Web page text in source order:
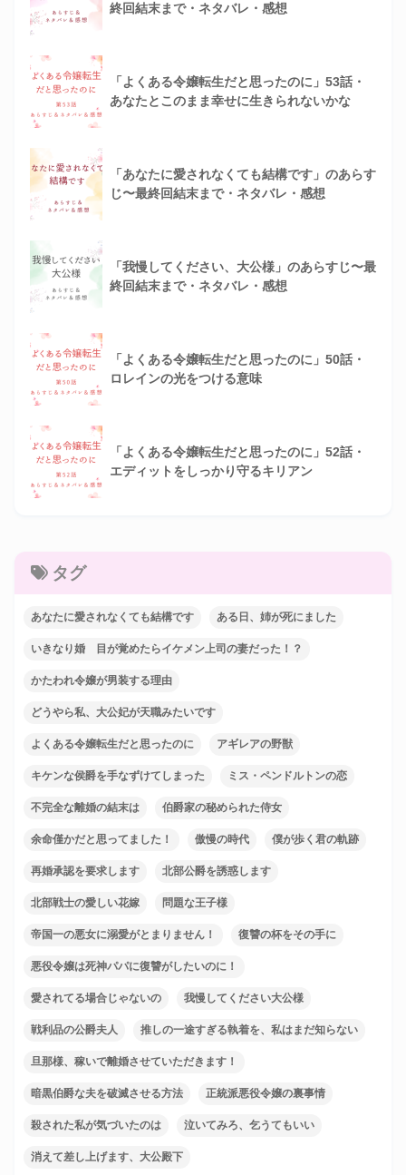
終回結末まで・ネタバレ・感想
「よくある令嬢転生だと思ったのに」53話・
あなたとこのまま幸せに生きられないかな
「あなたに愛されなくても結構です」のあらす
じ〜最終回結末まで・ネタバレ・感想
「我慢してください、大公様」のあらすじ〜最
終回結末まで・ネタバレ・感想
「よくある令嬢転生だと思ったのに」50話・
ロレインの光をつける意味
「よくある令嬢転生だと思ったのに」52話・
エディットをしっかり守るキリアン
タグ
あなたに愛されなくても結構です ある日、姉が死にました
いきなり婚 目が覚めたらイケメン上司の妻だった！？
かたわれ令嬢が男装する理由
どうやら私、大公妃が天職みたいです
よくある令嬢転生だと思ったのに アギレアの野獣
キケンな侯爵を手なずけてしまった ミス・ペンドルトンの恋
不完全な離婚の結末は 伯爵家の秘められた侍女
余命僅かだと思ってました！ 傲慢の時代 僕が歩く君の軌跡
再婚承認を要求します 北部公爵を誘惑します
北部戦士の愛しい花嫁 問題な王子様
帝国一の悪女に溺愛がとまりません！ 復讐の杯をその手に
悪役令嬢は死神パパに復讐がしたいのに！
愛されてる場合じゃないの 我慢してください大公様
戦利品の公爵夫人 推しの一途すぎる執着を、私はまだ知らない
旦那様、稼いで離婚させていただきます！
暗黒伯爵な夫を破滅させる方法 正統派悪役令嬢の裏事情
殺された私が気づいたのは 泣いてみろ、乞うてもいい
消えて差し上げます、大公殿下